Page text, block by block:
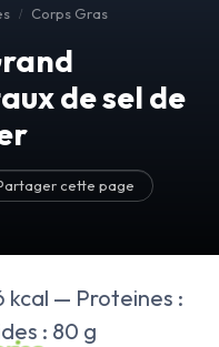
Corps Gras
de sel de
cette page
kcal — Proteines :
: 80 g